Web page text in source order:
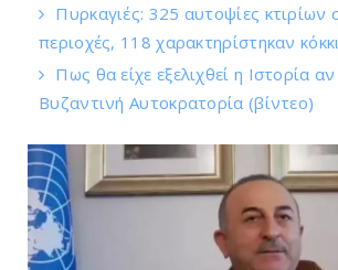
Πυρκαγιές: 325 αυτοψίες κτιρίων
περιοχές, 118 χαρακτηρίστηκαν
Πως θα είχε εξελιχθεί η Ιστορία
Βυζαντινή Αυτοκρατορία (βίντεο)